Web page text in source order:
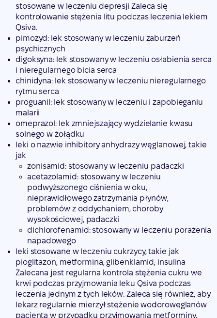
stosowane w leczeniu depresji Zaleca się
kontrolowanie stężenia litu podczas leczenia lekiem
Qsiva.
pimozyd: lek stosowany w leczeniu zaburzeń
psychicznych
digoksyna: lek stosowany w leczeniu osłabienia serca
i nieregularnego bicia serca
chinidyna: lek stosowany w leczeniu nieregularnego
rytmu serca
proguanil: lek stosowany w leczeniu i zapobieganiu
malarii
omeprazol: lek zmniejszający wydzielanie kwasu
solnego w żołądku
leki o nazwie inhibitory anhydrazy węglanowej, takie
jak
zonisamid: stosowany w leczeniu padaczki
acetazolamid: stosowany w leczeniu
podwyższonego ciśnienia w oku,
nieprawidłowego zatrzymania płynów,
problemów z oddychaniem, choroby
wysokościowej, padaczki
dichlorofenamid: stosowany w leczeniu porażenia
napadowego
leki stosowane w leczeniu cukrzycy, takie jak
pioglitazon, metformina, glibenklamid, insulina
Zalecana jest regularna kontrola stężenia cukru we
krwi podczas przyjmowania leku Qsiva podczas
leczenia jednym z tych leków. Zaleca się również, aby
lekarz regularnie mierzył stężenie wodorowęglanów
pacjenta w przypadku przyjmowania metforminy.